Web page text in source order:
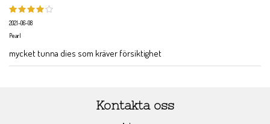
2021-06-08
Pearl
mycket tunna dies som kräver försiktighet
Kontakta oss